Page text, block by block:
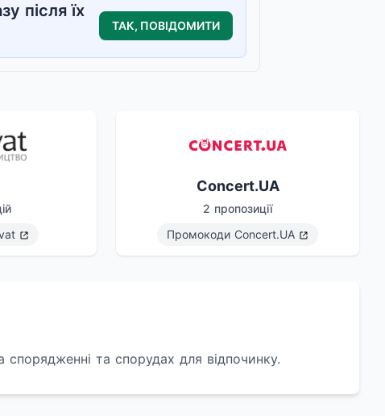
після їх
ТАК, ПОВІДОМИТИ
Concert.UA
2 пропозиції
Промокоди Concert.UA
та спорудах для відпочинку.